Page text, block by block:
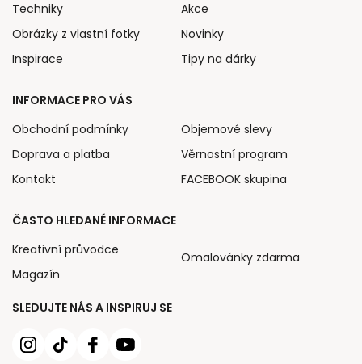
SLEDUJTE NÁS A INSPIRUJ SE
Techniky
Obrázky z vlastní fotky
Inspirace
Akce
Novinky
Tipy na dárky
INFORMACE PRO VÁS
Obchodní podmínky
Doprava a platba
Kontakt
Objemové slevy
Věrnostní program
FACEBOOK skupina
ČASTO HLEDANÉ INFORMACE
Kreativní průvodce
Magazín
Omalovánky zdarma